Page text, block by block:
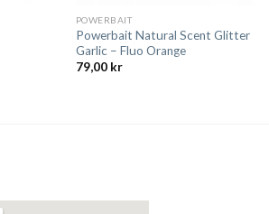
POWERBAIT
Powerbait Natural Scent Glitter
Garlic – Fluo Orange
79,00 kr